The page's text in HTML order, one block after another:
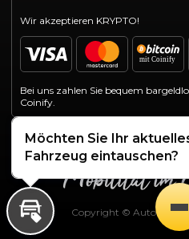
Wir akzeptieren KRYPTO!
Bei uns zahlen Sie bequem
Coinify.
Copyright © Autohaus
Inzahlungnahme
Möchten Sie Ihr
Fahrzeug eintauschen?